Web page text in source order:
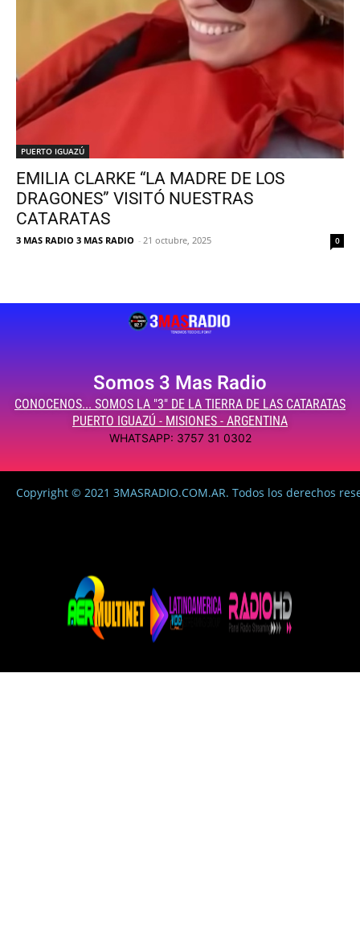
PUERTO IGUAZÚ
EMILIA CLARKE “LA MADRE DE LOS
DRAGONES” VISITÓ NUESTRAS
CATARATAS
3 MAS RADIO 3 MAS RADIO - 21 octubre, 2025 0
Somos 3 Mas Radio
CONOCENOS... SOMOS LA "3" DE LA TIERRA DE LAS CATARATAS
PUERTO IGUAZÚ - MISIONES - ARGENTINA
WHATSAPP: 3757 31 0302
Copyright © 2021 3MASRADIO.COM.AR. Todos los derechos